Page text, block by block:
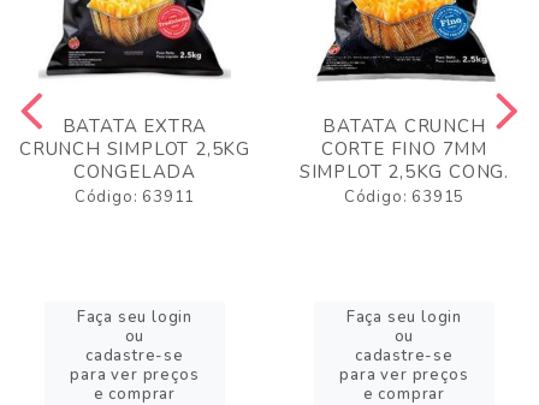
BATATA EXTRA
CRUNCH SIMPLOT 2,5KG
CONGELADA
Código: 63911
Faça seu login
ou
cadastre-se
para ver preços
e comprar
BATATA CRUNCH
CORTE FINO 7MM
SIMPLOT 2,5KG CONG.
Código: 63915
Faça seu login
ou
cadastre-se
para ver preços
e comprar